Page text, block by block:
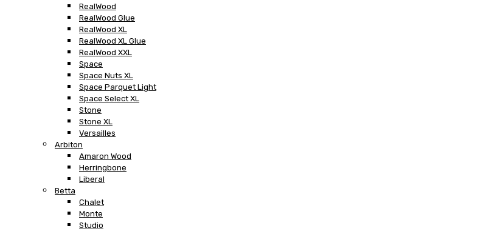
RealWood
RealWood Glue
RealWood XL
RealWood XL Glue
RealWood XXL
Space
Space Nuts XL
Space Parquet Light
Space Select XL
Stone
Stone XL
Versailles
Arbiton
Amaron Wood
Herringbone
Liberal
Betta
Chalet
Monte
Studio